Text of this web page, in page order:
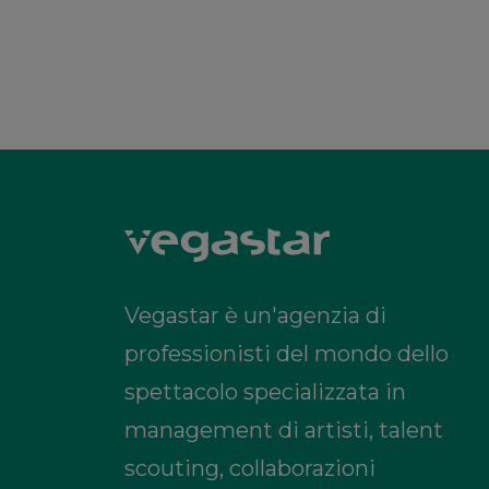
Vegastar è un'agenzia di
professionisti del mondo dello
spettacolo specializzata in
management di artisti, talent
scouting, collaborazioni